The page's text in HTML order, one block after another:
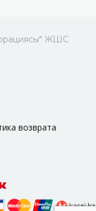
ЖШС
возврата